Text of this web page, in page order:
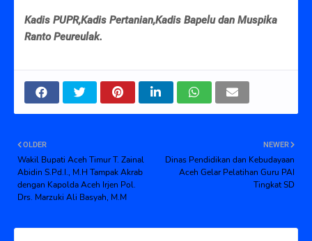
Kadis PUPR,Kadis Pertanian,Kadis Bapelu dan Muspika
Ranto Peureulak.
NEWER
Dinas Pendidikan dan Kebudayaan
Aceh Gelar Pelatihan Guru PAI
Tingkat SD
OLDER
Wakil Bupati Aceh Timur T. Zainal
Abidin S.Pd.I., M.H Tampak Akrab
dengan Kapolda Aceh Irjen Pol.
Drs. Marzuki Ali Basyah, M.M